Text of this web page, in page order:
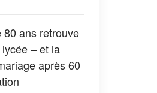
80 ans retrouve
– et la
après 60